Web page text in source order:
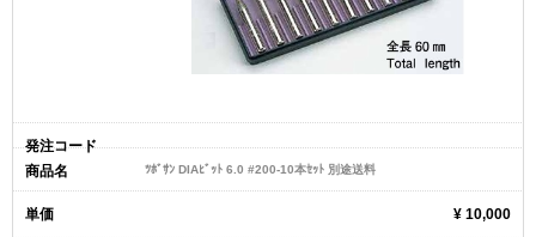
ﾂﾎﾞｻﾝ DIAﾋﾞｯﾄ 6.0 #200-10本ｾｯﾄ 別途送料
¥ 10,000